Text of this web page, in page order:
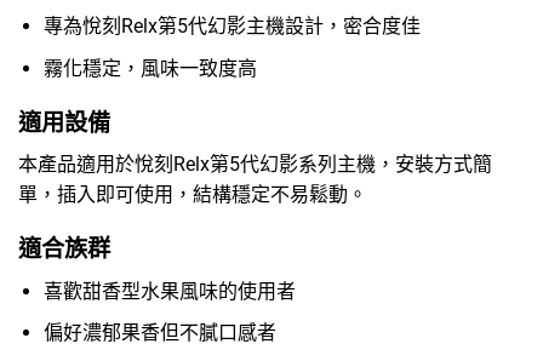
專為悅刻Relx第5代幻影主機設計，密合度佳
霧化穩定，風味一致度高
適用設備
本產品適用於悅刻Relx第5代幻影系列主機，安裝方式簡
單，插入即可使用，結構穩定不易鬆動。
適合族群
喜歡甜香型水果風味的使用者
偏好濃郁果香但不膩口感者